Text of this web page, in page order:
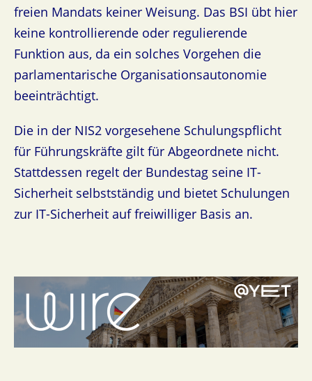
freien Mandats keiner Weisung. Das BSI übt hier
keine kontrollierende oder regulierende
Funktion aus, da ein solches Vorgehen die
parlamentarische Organisationsautonomie
beeinträchtigt.
Die in der NIS2 vorgesehene Schulungspflicht
für Führungskräfte gilt für Abgeordnete nicht.
Stattdessen regelt der Bundestag seine IT-
Sicherheit selbstständig und bietet Schulungen
zur IT-Sicherheit auf freiwilliger Basis an.